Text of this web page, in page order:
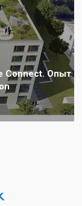
Connect. Опыт